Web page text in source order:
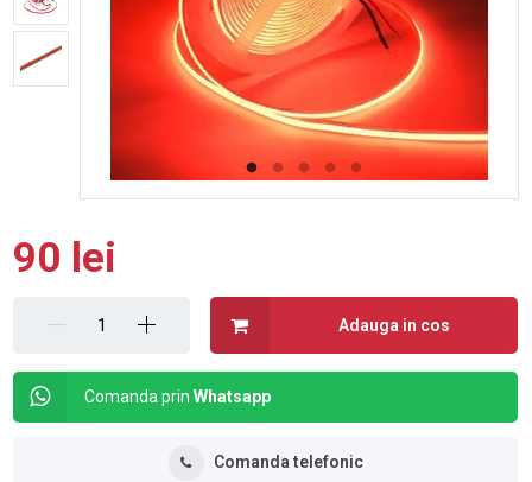
90 lei
Adauga in cos
Comanda prinWhatsapp
Comanda telefonic